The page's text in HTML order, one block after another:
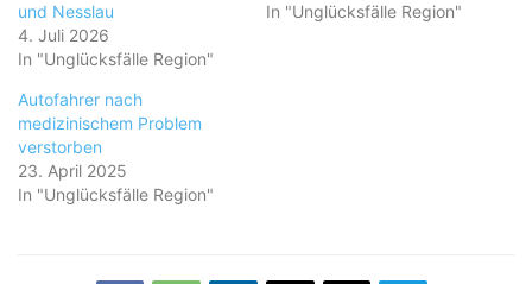
und Nesslau
4. Juli 2026
In "Unglücksfälle Region"
In "Unglücksfälle Region"
Autofahrer nach
medizinischem Problem
verstorben
23. April 2025
In "Unglücksfälle Region"